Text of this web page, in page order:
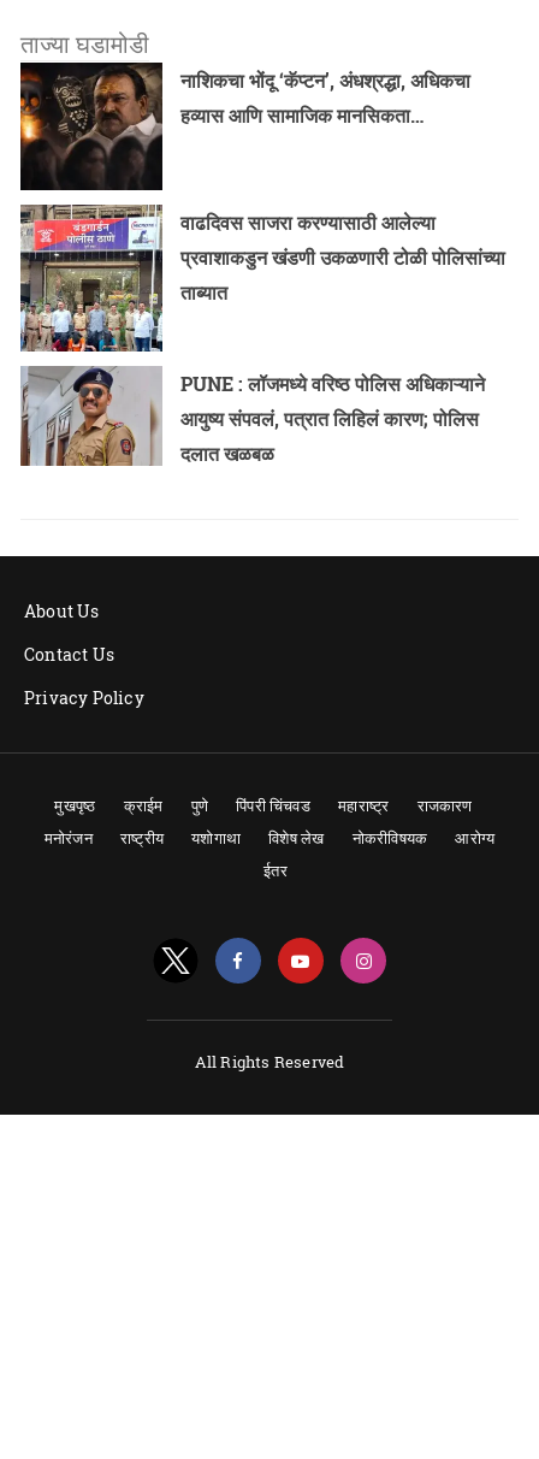
ताज्या घडामोडी
नाशिकचा भोंदू ‘कॅप्टन’, अंधश्रद्धा, अधिकचा
हव्यास आणि सामाजिक मानसिकता…
वाढदिवस साजरा करण्यासाठी आलेल्या
प्रवाशाकडुन खंडणी उकळणारी टोळी पोलिसांच्या
ताब्यात
PUNE : लॉजमध्ये वरिष्ठ पोलिस अधिकाऱ्याने
आयुष्य संपवलं, पत्रात लिहिलं कारण; पोलिस
दलात खळबळ
About Us
Contact Us
Privacy Policy
मुखपृष्ठ क्राईम पुणे पिंपरी चिंचवड महाराष्ट्र
राजकारण
मनोरंजन
राष्ट्रीय यशोगाथा विशेष लेख नोकरीविषयक
आरोग्य
ईतर
All Rights Reserved